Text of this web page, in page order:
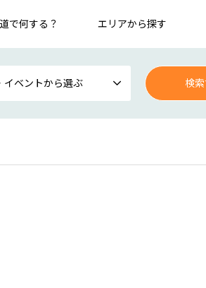
で何する？ エリアから探す
イベントから選ぶ